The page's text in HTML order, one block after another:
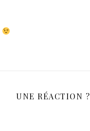
UNE RÉACTION ?